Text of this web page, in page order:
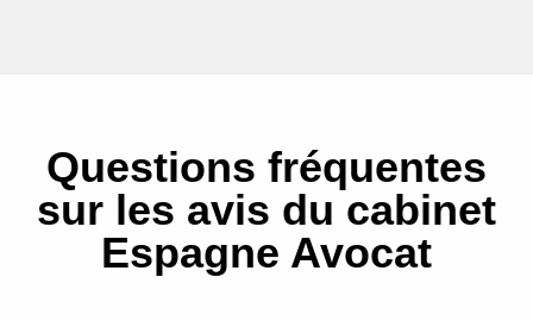
Questions fréquentes
sur les avis du cabinet
Espagne Avocat